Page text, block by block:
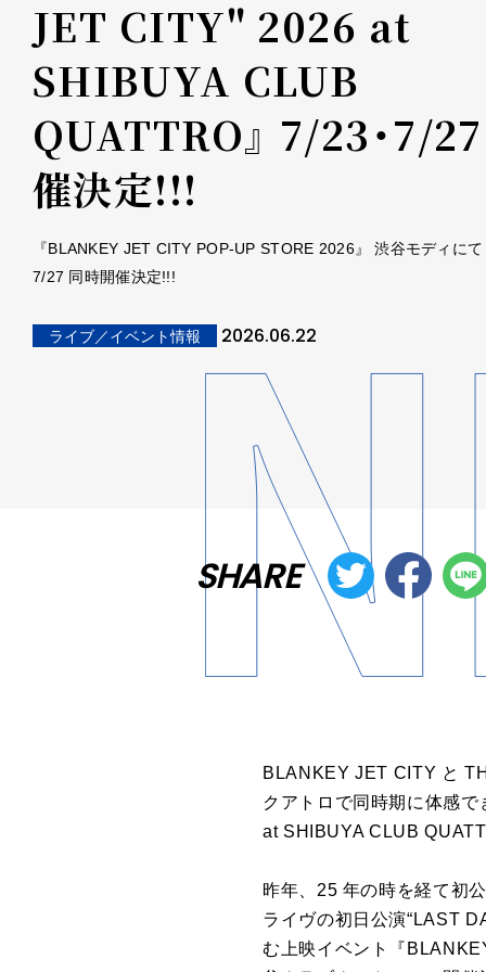
JET CITY" 2026 at
SHIBUYA CLUB
QUATTRO』 7/23・7/
催決定!!!
『BLANKEY JET CITY POP-UP STORE 2026』 渋谷モディに
7/27 同時開催決定!!!
ライブ／イベント情報 2026.06.22
SHARE
BLANKEY JET CITY と
クアトロで同時期に体感
at SHIBUYA CLUB
昨年、25 年の時を経て初
ライヴの初日公演“LAST
む上映イベント『